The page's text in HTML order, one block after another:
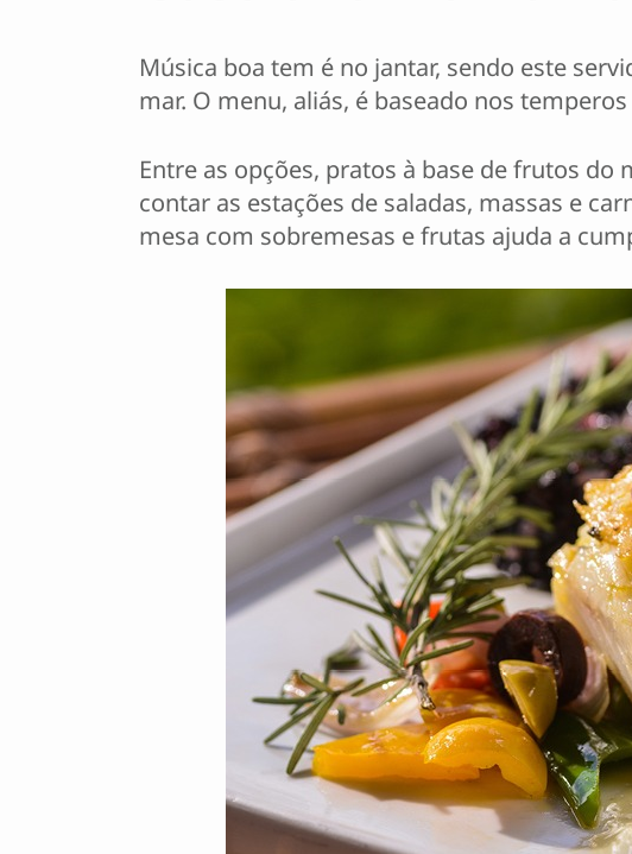
Música boa tem é no jantar, sendo este
mar. O menu, aliás, é baseado nos
Entre as opções, pratos à base de frutos
contar as estações de saladas, massas e
mesa com sobremesas e frutas ajuda a